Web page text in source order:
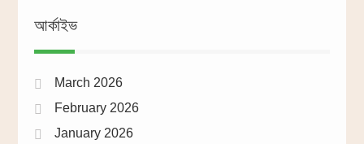
আর্কাইভ
March 2026
February 2026
January 2026